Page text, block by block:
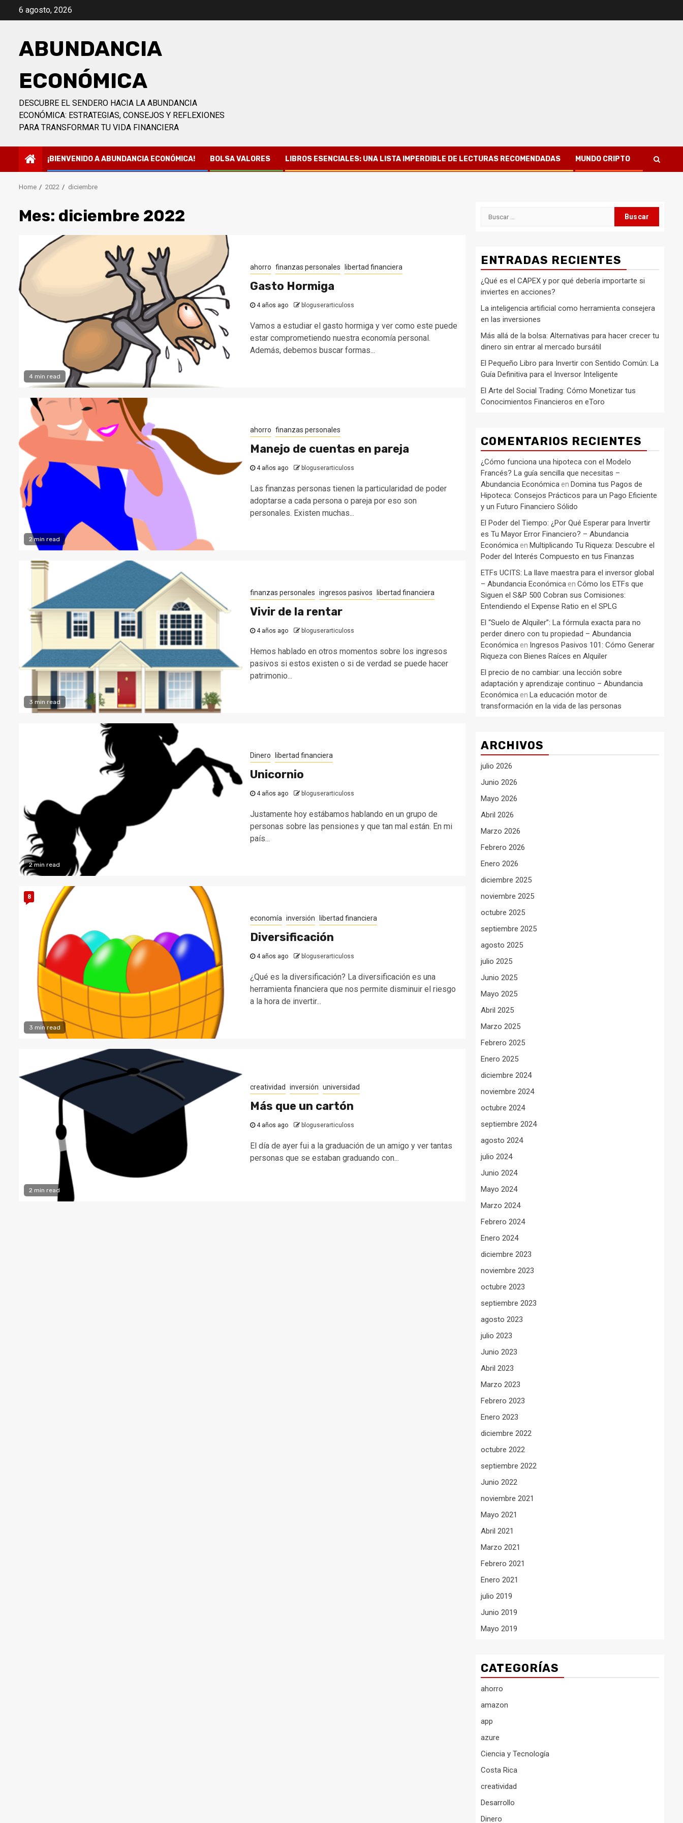
6 agosto, 2026
ABUNDANCIA
ECONÓMICA
DESCUBRE EL SENDERO HACIA LA ABUNDANCIA
ECONÓMICA: ESTRATEGIAS, CONSEJOS Y REFLEXIONES
PARA TRANSFORMAR TU VIDA FINANCIERA
¡BIENVENIDO A ABUNDANCIA ECONÓMICA! BOLSA VALORES LIBROS ESENCIALES: UNA LISTA IMPERDIBLE DE LECTURAS RECOMENDADAS MUNDO CRIPTO
Home 2022 diciembre
Mes: diciembre 2022
4 min read
ahorro finanzas personales libertad financiera
Gasto Hormiga
4 años ago bloguserarticuloss
Vamos a estudiar el gasto hormiga y ver como este puede
estar comprometiendo nuestra economía personal.
Además, debemos buscar formas...
2 min read
ahorro finanzas personales
Manejo de cuentas en pareja
4 años ago bloguserarticuloss
Las finanzas personas tienen la particularidad de poder
adoptarse a cada persona o pareja por eso son
personales. Existen muchas...
3 min read
finanzas personales ingresos pasivos libertad financiera
Vivir de la rentar
4 años ago bloguserarticuloss
Hemos hablado en otros momentos sobre los ingresos
pasivos si estos existen o si de verdad se puede hacer
patrimonio...
2 min read
Dinero libertad financiera
Unicornio
4 años ago bloguserarticuloss
Justamente hoy estábamos hablando en un grupo de
personas sobre las pensiones y que tan mal están. En mi
país...
3 min read
8
economía inversión libertad financiera
Diversificación
4 años ago bloguserarticuloss
¿Qué es la diversificación? La diversificación es una
herramienta financiera que nos permite disminuir el riesgo
a la hora de invertir...
2 min read
creatividad inversión universidad
Más que un cartón
4 años ago bloguserarticuloss
El día de ayer fui a la graduación de un amigo y ver tantas
personas que se estaban graduando con...
Buscar:
ENTRADAS RECIENTES
¿Qué es el CAPEX y por qué debería importarte si
inviertes en acciones?
La inteligencia artificial como herramienta consejera
en las inversiones
Más allá de la bolsa: Alternativas para hacer crecer tu
dinero sin entrar al mercado bursátil
El Pequeño Libro para Invertir con Sentido Común: La
Guía Definitiva para el Inversor Inteligente
El Arte del Social Trading: Cómo Monetizar tus
Conocimientos Financieros en eToro
COMENTARIOS RECIENTES
¿Cómo funciona una hipoteca con el Modelo
Francés? La guía sencilla que necesitas –
Abundancia Económica en Domina tus Pagos de
Hipoteca: Consejos Prácticos para un Pago Eficiente
y un Futuro Financiero Sólido
El Poder del Tiempo: ¿Por Qué Esperar para Invertir
es Tu Mayor Error Financiero? – Abundancia
Económica en Multiplicando Tu Riqueza: Descubre el
Poder del Interés Compuesto en tus Finanzas
ETFs UCITS: La llave maestra para el inversor global
– Abundancia Económica en Cómo los ETFs que
Siguen el S&P 500 Cobran sus Comisiones:
Entendiendo el Expense Ratio en el SPLG
El “Suelo de Alquiler”: La fórmula exacta para no
perder dinero con tu propiedad – Abundancia
Económica en Ingresos Pasivos 101: Cómo Generar
Riqueza con Bienes Raíces en Alquiler
El precio de no cambiar: una lección sobre
adaptación y aprendizaje continuo – Abundancia
Económica en La educación motor de
transformación en la vida de las personas
ARCHIVOS
julio 2026
Junio 2026
Mayo 2026
Abril 2026
Marzo 2026
Febrero 2026
Enero 2026
diciembre 2025
noviembre 2025
octubre 2025
septiembre 2025
agosto 2025
julio 2025
Junio 2025
Mayo 2025
Abril 2025
Marzo 2025
Febrero 2025
Enero 2025
diciembre 2024
noviembre 2024
octubre 2024
septiembre 2024
agosto 2024
julio 2024
Junio 2024
Mayo 2024
Marzo 2024
Febrero 2024
Enero 2024
diciembre 2023
noviembre 2023
octubre 2023
septiembre 2023
agosto 2023
julio 2023
Junio 2023
Abril 2023
Marzo 2023
Febrero 2023
Enero 2023
diciembre 2022
octubre 2022
septiembre 2022
Junio 2022
noviembre 2021
Mayo 2021
Abril 2021
Marzo 2021
Febrero 2021
Enero 2021
julio 2019
Junio 2019
Mayo 2019
CATEGORÍAS
ahorro
amazon
app
azure
Ciencia y Tecnología
Costa Rica
creatividad
Desarrollo
Dinero